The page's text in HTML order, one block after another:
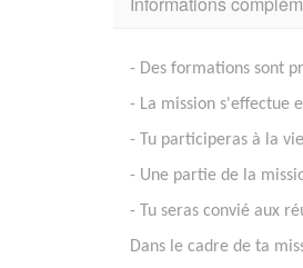
- Des formations sont
- La mission s'effectue
- Tu participeras à la
- Une partie de la
- Tu seras convié aux
Dans le cadre de ta